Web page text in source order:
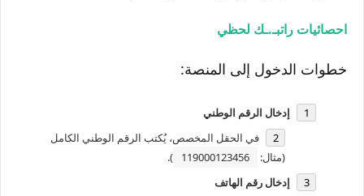
احصائيات راتبـ.ـك لحظي
خطوات الدخول إلى المنصة:
إدخال الرقم الوطني
في الحقل المخصص، يُكتب الرقم الوطني الكامل
(مثال:
119000123456
).
إدخال رقم الهاتف